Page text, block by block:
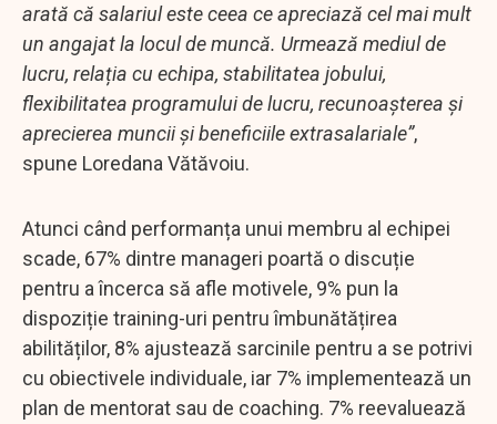
arată că salariul este ceea ce apreciază cel mai mult
un angajat la locul de muncă. Urmează mediul de
lucru, relația cu echipa, stabilitatea jobului,
flexibilitatea programului de lucru, recunoașterea și
aprecierea muncii și beneficiile extrasalariale”,
spune Loredana Vătăvoiu.
Atunci când performanța unui membru al echipei
scade, 67% dintre manageri poartă o discuție
pentru a încerca să afle motivele, 9% pun la
dispoziție training-uri pentru îmbunătățirea
abilităților, 8% ajustează sarcinile pentru a se potrivi
cu obiectivele individuale, iar 7% implementează un
plan de mentorat sau de coaching. 7% reevaluează